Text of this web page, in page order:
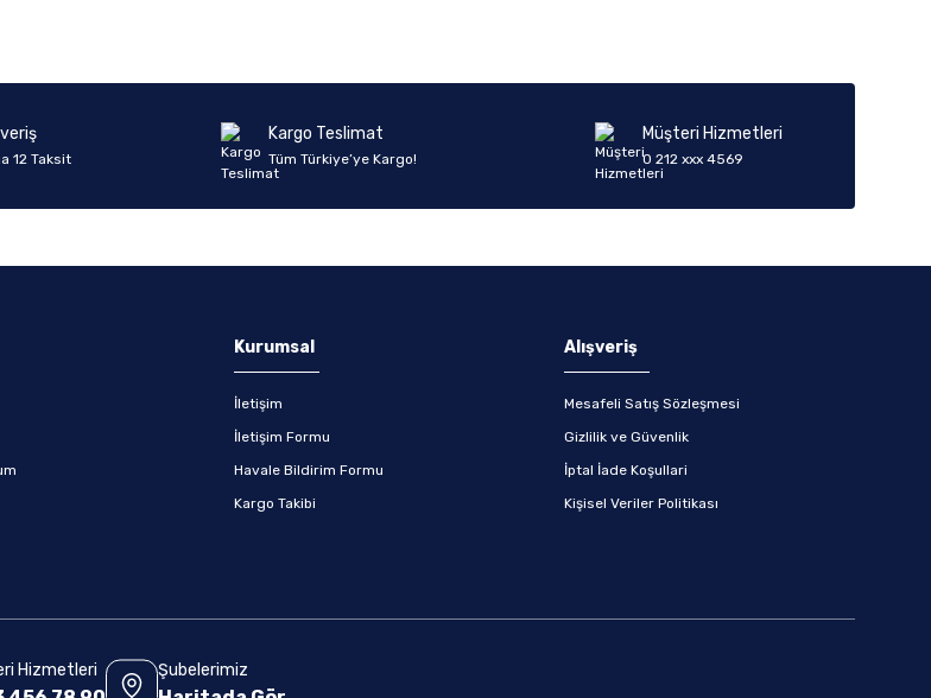
12 Taksit
Kargo Teslimat
Tüm Türkiye’ye Kargo!
Müşteri Hizmetleri
0 212 xxx 4569
Kurumsal
İletişim
İletişim Formu
Havale Bildirim Formu
Kargo Takibi
Alışveriş
Mesafeli Satış Sözleşmesi
Gizlilik ve Güvenlik
İptal İade Koşullari
Kişisel Veriler Politikası
Hizmetleri Şubelerimiz